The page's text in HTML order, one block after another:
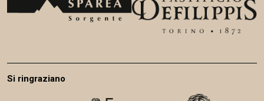
Si ringraziano